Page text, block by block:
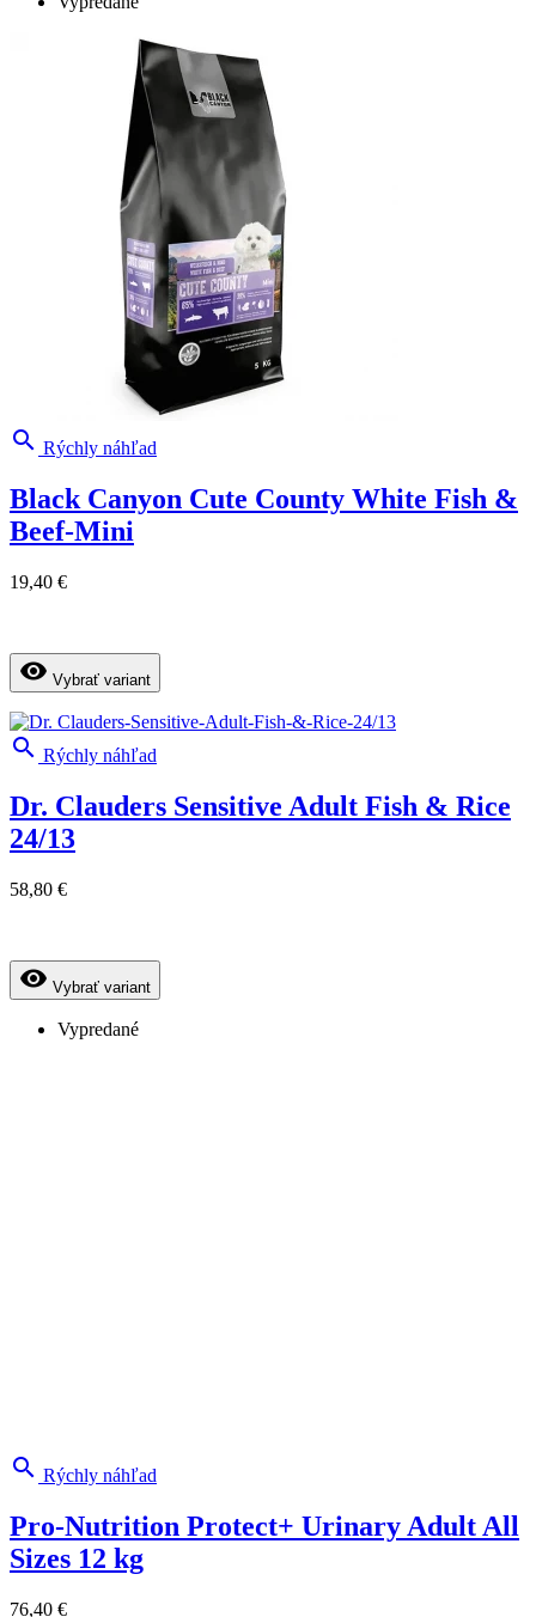
 Rýchly náhľad
Black Canyon Cute County White Fish &
Beef-Mini
19,40 €
visibility Vybrať variant
 Rýchly náhľad
Dr. Clauders Sensitive Adult Fish & Rice
24/13
58,80 €
visibility Vybrať variant
Vypredané
 Rýchly náhľad
Pro-Nutrition Protect+ Urinary Adult All
Sizes 12 kg
76,40 €